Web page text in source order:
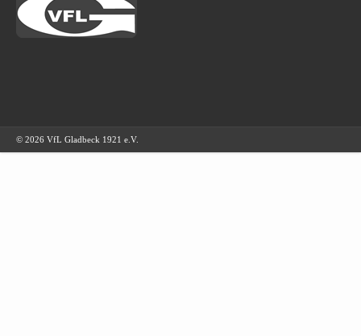
© 2026 VfL Gladbeck 1921 e.V.